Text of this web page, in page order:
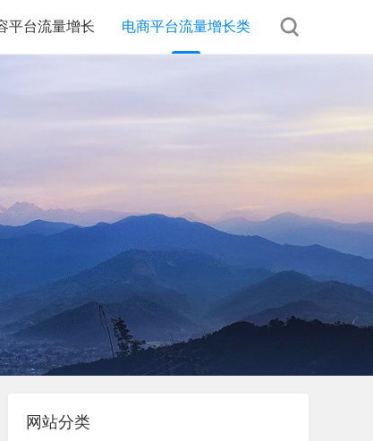
平台流量增长 电商平台流量增长类
网站分类